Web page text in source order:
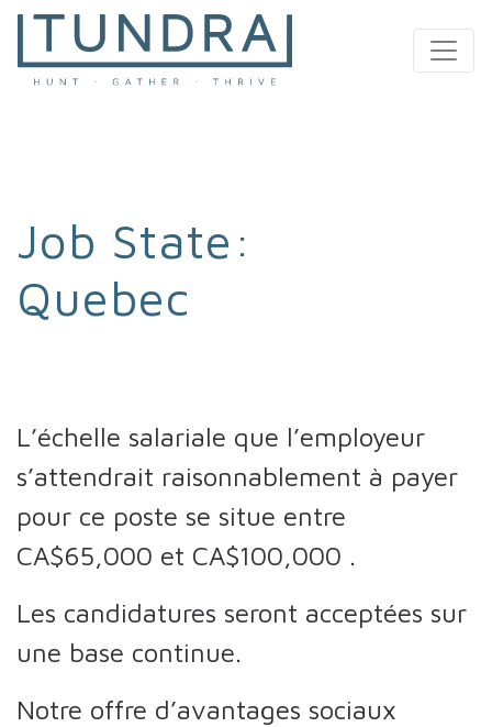
MAIN NAVIGATION
Job State:
Quebec
L’échelle salariale que l’employeur
s’attendrait raisonnablement à payer
pour ce poste se situe entre
CA$65,000 et CA$100,000 .
Les candidatures seront acceptées sur
une base continue.
Notre offre d’avantages sociaux